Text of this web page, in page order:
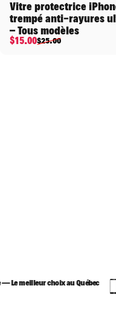
Vitre protectrice
trempé anti-rayures
– Tous modèles
Prix promotionnel
$15.00
Prix habituel
$25.00
choix au Québec